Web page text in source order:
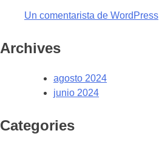
Un comentarista de WordPress
Archives
agosto 2024
junio 2024
Categories